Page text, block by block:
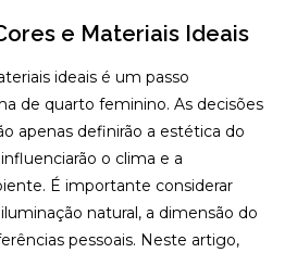
e Materiais Ideais
ideais é um passo
de quarto feminino. As decisões
apenas definirão a estética do
o clima e a
É importante considerar
natural, a dimensão do
pessoais. Neste artigo,